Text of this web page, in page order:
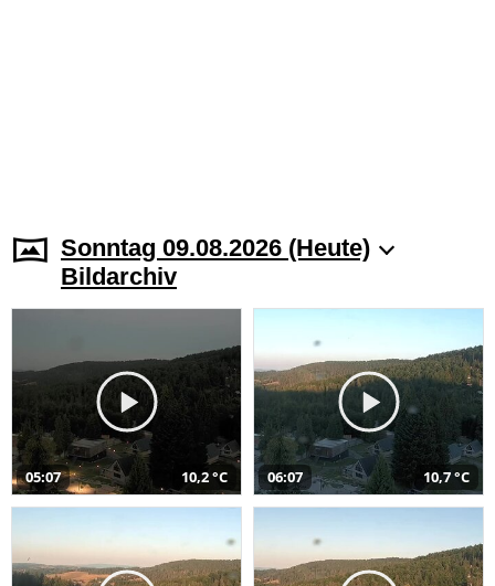
Sonntag 09.08.2026 (Heute)
Bildarchiv
05:07 10,2 °C 06:07 10,7 °C